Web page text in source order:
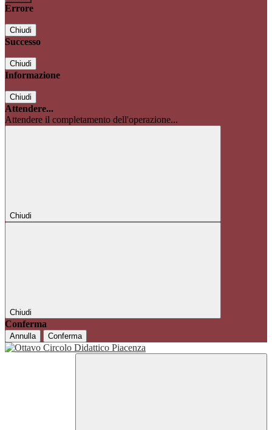
Errore
Chiudi
Successo
Chiudi
Informazione
Chiudi
Attendere...
Attendere il completamento dell'operazione...
Chiudi
Chiudi
Conferma
Annulla Conferma